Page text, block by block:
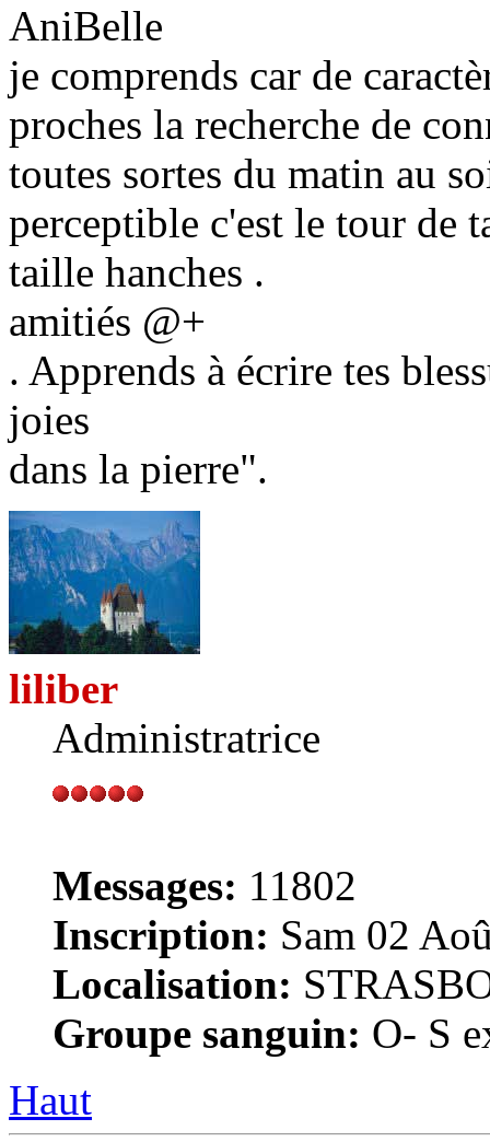
AniBelle
je comprends car de
proches la recherche de
toutes sortes du matin au
perceptible c'est le tour de
taille hanches .
amitiés @+
. Apprends à écrire tes
joies
dans la pierre".
liliber
Administratrice
Messages: 11802
Inscription: Sam 02
Localisation:
Groupe sanguin: O- S
Haut